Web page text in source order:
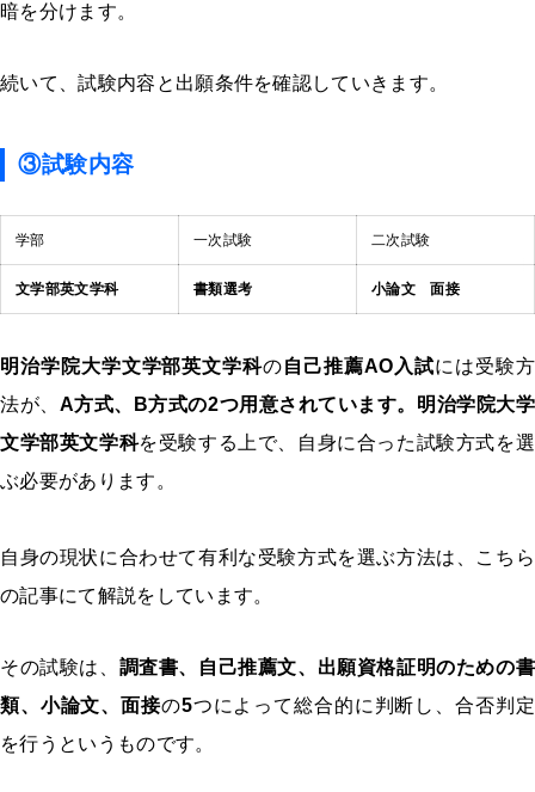
暗を分けます。
続いて、試験内容と出願条件を確認していきます。
③試験内容
学部 一次試験 二次試験
文学部英文学科 書類選考 小論文面接
明治学院大学文学部英文学科の自己推薦AO入試には受験方
法が、 A方式、B方式の2つ用意されています。 明治学院大学
文学部英文学科を受験する上で、自身に合った試験方式を選
ぶ必要があります。
自身の現状に合わせて有利な受験方式を選ぶ方法は、こちら
の記事にて解説をしています。
その試験は、 調査書、自己推薦文、出願資格証明のための書
類、小論文、面接の5つによって総合的に判断し、合否判定
を行うというものです。